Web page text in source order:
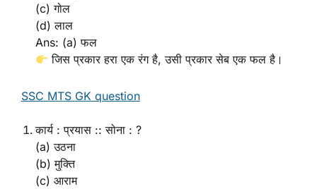
(c) गोल
(d) लाल
Ans: (a) फल
जिस प्रकार हरा एक रंग है, उसी प्रकार सेब एक फल है।
SSC MTS GK question
कार्य : प्रयास :: सोना : ?
(a) उठना
(b) मुक्ति
(c) आराम